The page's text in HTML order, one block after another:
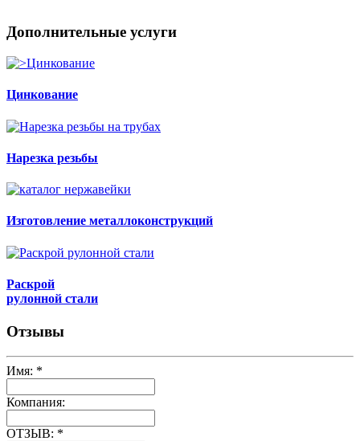
Дополнительные услуги
Цинкование
Нарезка резьбы
Изготовление металлоконструкций
Раскрой
рулонной стали
Отзывы
Имя: *
Компания:
ОТЗЫВ: *